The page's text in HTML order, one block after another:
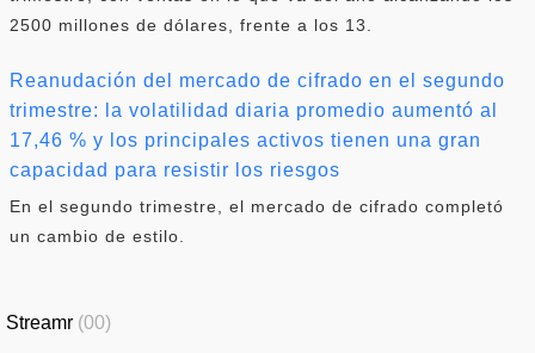
2500 millones de dólares, frente a los 13.
Reanudación del mercado de cifrado en el segundo
trimestre: la volatilidad diaria promedio aumentó al
17,46 % y los principales activos tienen una gran
capacidad para resistir los riesgos
En el segundo trimestre, el mercado de cifrado completó
un cambio de estilo.
Streamr (00)